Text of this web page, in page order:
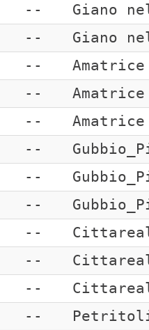
--
Giano
--
Giano
--
Amatrice
--
Amatrice
--
Amatrice
--
--
--
--
--
--
--